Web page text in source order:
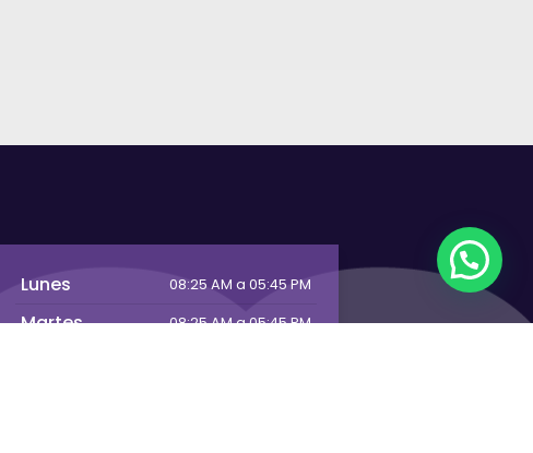
Lunes 08:25 AM a 05:45 PM
Martes 08:25 AM a 05:45 PM